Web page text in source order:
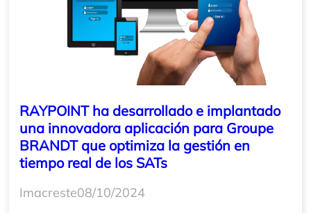
RAYPOINT ha desarrollado e implantado
una innovadora aplicación para Groupe
BRANDT que optimiza la gestión en
tiempo real de los SATs
Imacreste08/10/2024